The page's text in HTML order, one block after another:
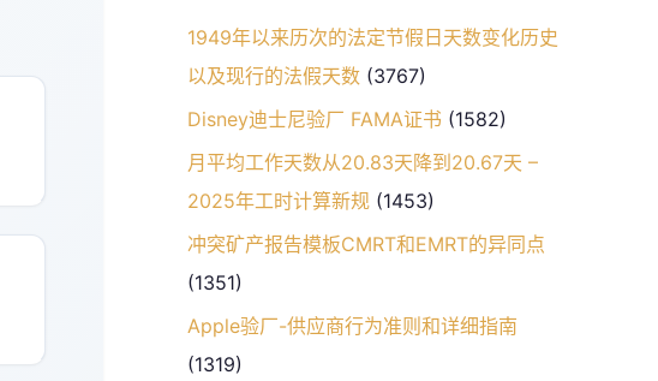
1949年以来历次的法定节假日天数变化历史
以及现行的法假天数 (3767)
Disney迪士尼验厂 FAMA证书 (1582)
月平均工作天数从20.83天降到20.67天 –
2025年工时计算新规 (1453)
冲突矿产报告模板CMRT和EMRT的异同点
(1351)
Apple验厂-供应商行为准则和详细指南
(1319)